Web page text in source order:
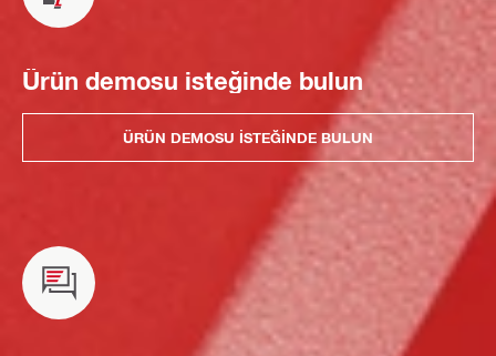
Ürün demosu isteğinde bulun
ÜRÜN DEMOSU ISTEĞINDE BULUN